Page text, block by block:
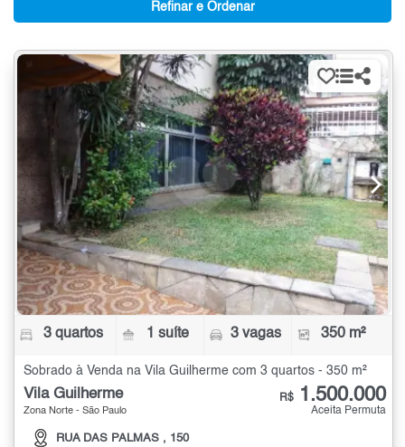
Refinar e Ordenar
3 quartos 1 suíte 3 vagas 350 m²
Sobrado à Venda na Vila Guilherme com 3 quartos - 350 m²
Vila Guilherme
Zona Norte - São Paulo
RUA DAS PALMAS , 150
R$ 1.500.000
Aceita Permuta